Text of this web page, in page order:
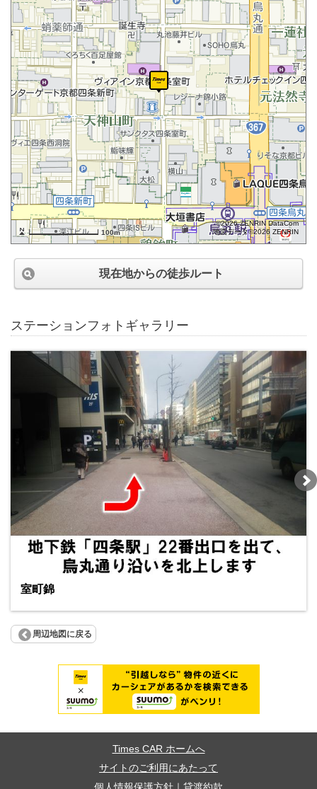
100m
©2026 ZENRIN DataCom
地図データ©2026 ZENRIN
現在地からの徒歩ルート
ステーションフォトギャラリー
室町錦
周辺地図に戻る
Times CAR ホームへ
サイトのご利用にあたって